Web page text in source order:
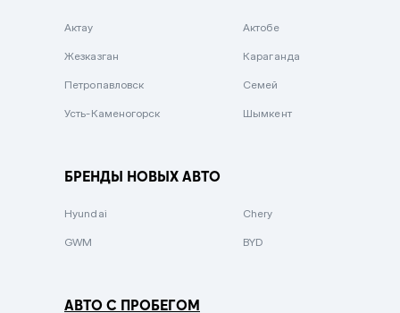
Зеленый металлик
Актау Актобе
Жезказган Караганда
Петропавловск Семей
Усть-Каменогорск Шымкент
БРЕНДЫ НОВЫХ АВТО
Hyundai Chery
GWM BYD
АВТО С ПРОБЕГОМ